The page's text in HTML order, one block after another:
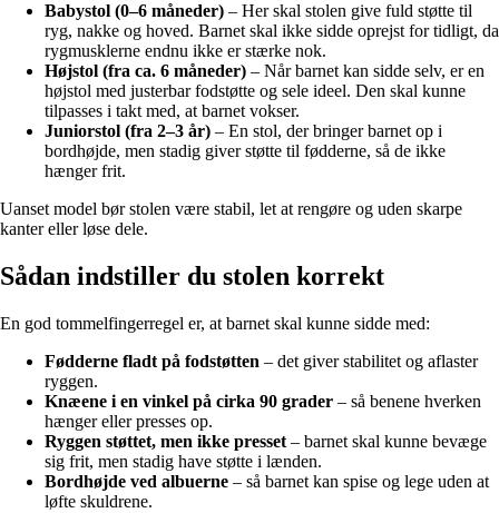
Babystol (0–6 måneder) – Her skal stolen give fuld støtte til
ryg, nakke og hoved. Barnet skal ikke sidde oprejst for tidligt, da
rygmusklerne endnu ikke er stærke nok.
Højstol (fra ca. 6 måneder) – Når barnet kan sidde selv, er en
højstol med justerbar fodstøtte og sele ideel. Den skal kunne
tilpasses i takt med, at barnet vokser.
Juniorstol (fra 2–3 år) – En stol, der bringer barnet op i
bordhøjde, men stadig giver støtte til fødderne, så de ikke
hænger frit.
Uanset model bør stolen være stabil, let at rengøre og uden skarpe
kanter eller løse dele.
Sådan indstiller du stolen korrekt
En god tommelfingerregel er, at barnet skal kunne sidde med:
Fødderne fladt på fodstøtten – det giver stabilitet og aflaster
ryggen.
Knæene i en vinkel på cirka 90 grader – så benene hverken
hænger eller presses op.
Ryggen støttet, men ikke presset – barnet skal kunne bevæge
sig frit, men stadig have støtte i lænden.
Bordhøjde ved albuerne – så barnet kan spise og lege uden at
løfte skuldrene.